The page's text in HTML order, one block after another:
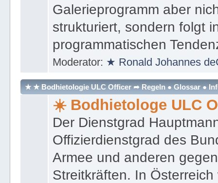
Galerieprogramm aber
strukturiert, sondern folgt
programmatischen
Moderator: ★ Ronald Johannes
★ ★ Bodhietologie ULC Officer ➦ Regeln ● Glossar ●
☀️ Bodhietologe ULC
Der Dienstgrad
Offizierdienstgrad des
Armee und anderen
Streitkräften. In